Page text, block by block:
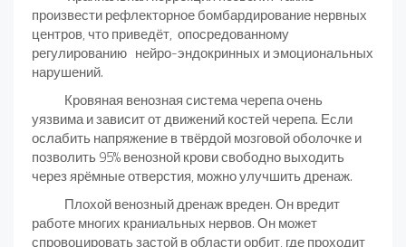
произвести рефлекторное бомбардирование нервных
центров, что приведёт, опосредованному
регулированию нейро-эндокринных и эмоциональных
нарушений.
Кровяная венозная система черепа очень
уязвима и зависит от движений костей черепа. Если
ослабить напряжение в твёрдой мозговой оболочке и
позволить 95% венозной крови свободно выходить
через ярёмные отверстия, можно улучшить дренаж.
Плохой венозный дренаж вреден. Он вредит
работе многих краниальных нервов. Он может
спровоцировать застой в области орбит, где проходит